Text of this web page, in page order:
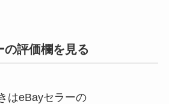
の評価欄を見る
はeBayセラーの